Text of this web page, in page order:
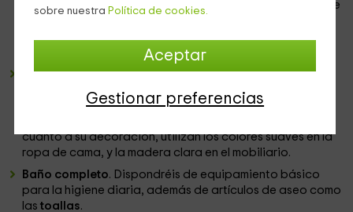
sobre nuestra Política de cookies.
Aceptar
Gestionar preferencias
mobiliario, a lo largo de una de las paredes, permitirá que
vajilla y menaje de hogar.
3 Habitaciones dobles. Una de las habitaciones es
matrimonial, mientras que las otras 2 cuentan con camas
sencillas. Además, disponemos de sofás-cama y
cuanto a su decoración, utilizan los colores suaves en la
ropa de cama, y la madera clara en el mobiliario.
Baño completo. Dispondréis de equipamiento básico
para la higiene diaria, además de artículos de aseo como
lastoallas.